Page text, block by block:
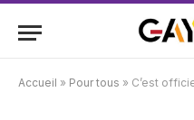
Accueil » Pour tous » C’est officiel : la balsamine de